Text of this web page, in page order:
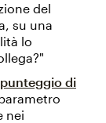
del
su una
lo
punteggio di
nei